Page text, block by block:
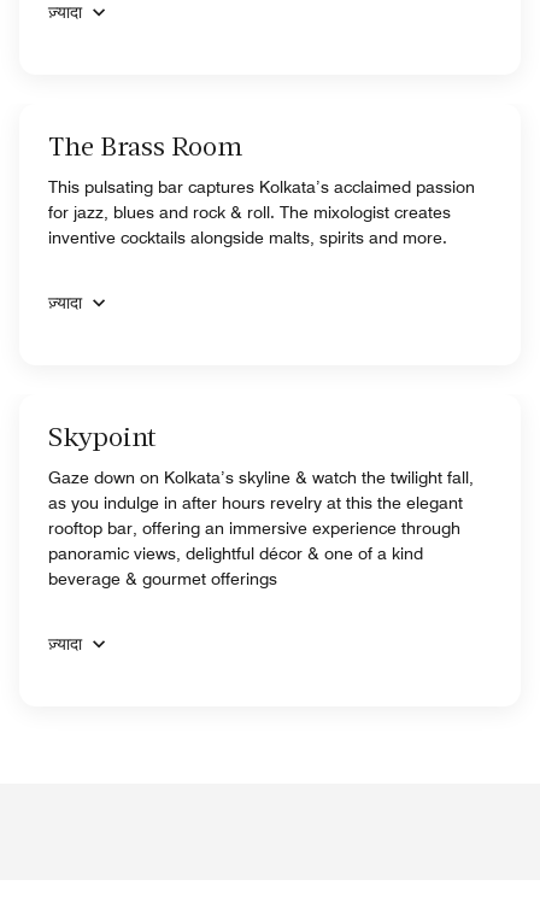
ज़्यादा
The Brass Room
This pulsating bar captures Kolkata’s acclaimed passion
for jazz, blues and rock & roll. The mixologist creates
inventive cocktails alongside malts, spirits and more.
ज़्यादा
Skypoint
Gaze down on Kolkata’s skyline & watch the twilight fall,
as you indulge in after hours revelry at this the elegant
rooftop bar, offering an immersive experience through
panoramic views, delightful décor & one of a kind
beverage & gourmet offerings
ज़्यादा